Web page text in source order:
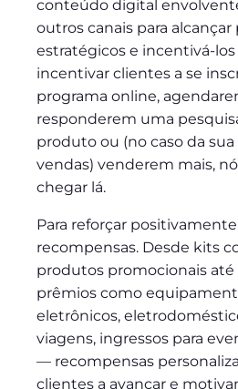
conteúdo digital
outros canais para alcançar
estratégicos e incentivá-los
incentivar clientes a se
programa online,
responderem uma
produto ou (no caso da
vendas) venderem mais,
chegar lá.
Para reforçar
recompensas. Desde kits
produtos promocionais até
prêmios como
eletrônicos,
viagens, ingressos para
— recompensas
clientes a avançar e